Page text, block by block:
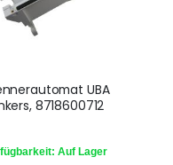
UBA
8718600712
Auf Lager